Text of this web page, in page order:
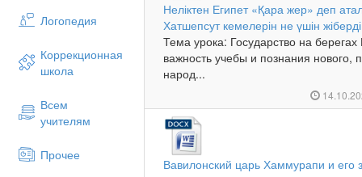
Логопедия
Коррекционная
школа
Всем
учителям
Прочее
Неліктен Египет «Қара жер» деп
Хатшепсут кемелерін не үшін
Тема урока: Государство на
важность учебы и познания нового,
народ...
Вавилонский царь Хаммурапи и его